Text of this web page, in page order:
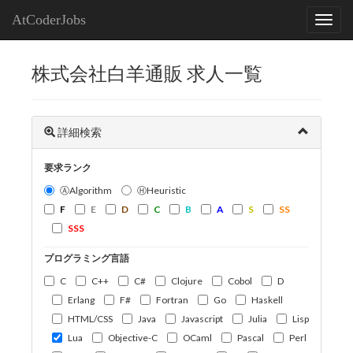
AtCoderJobs
株式会社白羊通販 求人一覧
詳細検索
要求ランク
ⒶAlgorithm
ⒽHeuristic
F
E D C B A S
SS
SSS
プログラミング言語
C
C++ C# Clojure Cobol
D
Erlang
F# Fortran Go
Haskell
HTML/CSS
Java Javascript Julia
Lisp
Lua
Objective-C OCaml Pascal
Perl